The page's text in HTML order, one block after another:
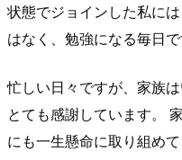
状態でジョインした私に
はなく、勉強になる毎日で
忙しい日々ですが、家族
とても感謝しています。
にも一生懸命に取り組め